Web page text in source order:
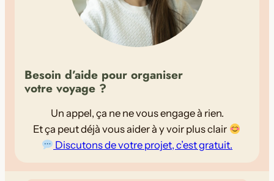
Besoin d’aide pour organiser
votre voyage ?
Un appel, ça ne ne vous engage à rien.
Et ça peut déjà vous aider à y voir plus clair
Discutons de votre projet, c’est gratuit.